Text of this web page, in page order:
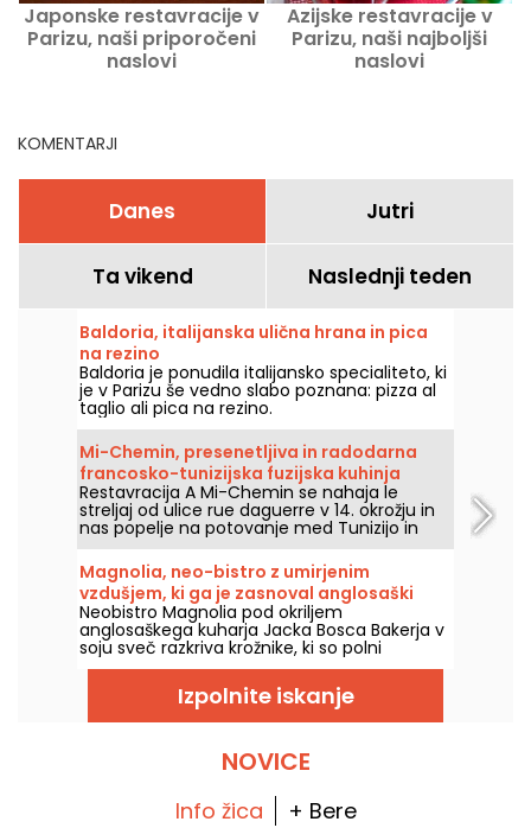
Japonske restavracije v
Parizu, naši priporočeni
naslovi
Azijske restavracije v
Parizu, naši najboljši
naslovi
KOMENTARJI
Danes Jutri
Ta vikend Naslednji teden
Baldoria, italijanska ulična hrana in pica
na rezino
Baldoria je ponudila italijansko specialiteto, ki
je v Parizu še vedno slabo poznana: pizza al
taglio ali pica na rezino.
Mi-Chemin, presenetljiva in radodarna
francosko-tunizijska fuzijska kuhinja
Restavracija A Mi-Chemin se nahaja le
streljaj od ulice rue daguerre v 14. okrožju in
nas popelje na potovanje med Tunizijo in
Parizom, da bi odkrili kuhinjo kuharja Nordina
Labiadha in njegove žene Virginie. Čudovita
zgodba, ki jo je treba odkriti.
Magnolia, neo-bistro z umirjenim
vzdušjem, ki ga je zasnoval anglosaški
kuhar Jack Bosco Baker
Neobistro Magnolia pod okriljem
anglosaškega kuharja Jacka Bosca Bakerja v
soju sveč razkriva krožnike, ki so polni
možganov.
Izpolnite iskanje
NOVICE
Info žica + Bere